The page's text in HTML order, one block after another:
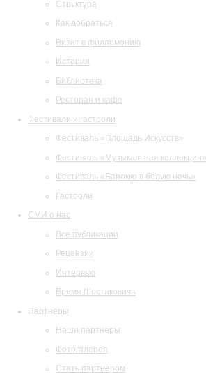
Структура
Как добраться
Визит в филармонию
История
Библиотека
Ресторан и кафе
Фестивали и гастроли
Фестиваль «Площадь Искусств»
Фестиваль «Музыкальная коллекция»
Фестиваль «Барокко в белую ночь»
Гастроли
СМИ о нас
Все публикации
Рецензии
Интервью
Время Шостаковича
Партнеры
Наши партнеры
Фотогалерея
Стать партнером